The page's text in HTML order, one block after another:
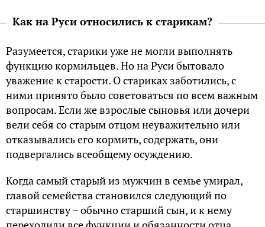
Как на Руси относились к старикам?
Разумеется, старики уже не могли выполнять
функцию кормильцев. Но на Руси бытовало
уважение к старости. О стариках заботились, с
ними принято было советоваться по всем важным
вопросам. Если же взрослые сыновья или дочери
вели себя со старым отцом неуважительно или
отказывались его кормить, содержать, они
подвергались всеобщему осуждению.
Когда самый старый из мужчин в семье умирал,
главой семейства становился следующий по
старшинству – обычно старший сын, и к нему